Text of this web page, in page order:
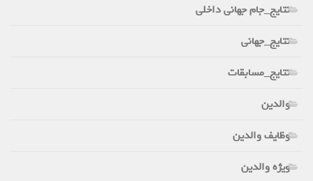
نتایج_جام جهانی داخلی
نتایج_جهانی
نتایج_مسابقات
والدین
وظایف والدین
ویژه والدین